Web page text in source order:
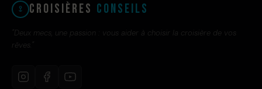
Croisières Conseils
"Deux mecs, une passion : vous aider à choisir la croisière de vos
rêves."